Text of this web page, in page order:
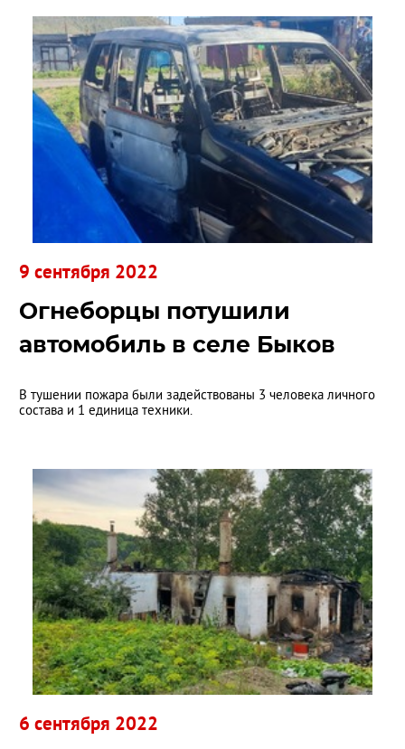
Огнеборцы потушили
автомобиль в селе Быков
В тушении пожара были задействованы 3 человека личного
состава и 1 единица техники.
9 сентября 2022
6 сентября 2022